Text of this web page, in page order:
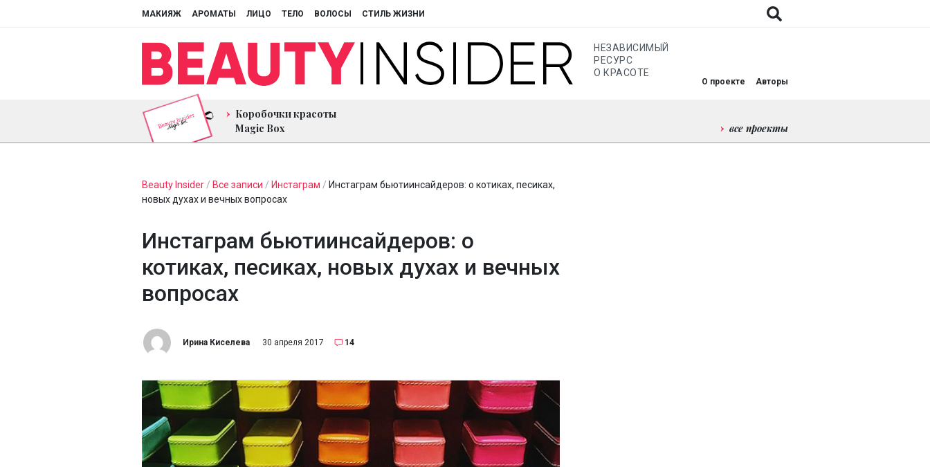
МАКИЯЖ АРОМАТЫ ЛИЦО ТЕЛО ВОЛОСЫ СТИЛЬ ЖИЗНИ
НЕЗАВИСИМЫЙ
РЕСУРС
О КРАСОТЕ
О проекте Авторы
Коробочки красоты
Magic Box
все проекты
Beauty Insider / Все записи / Инстаграм / Инстаграм бьютиинсайдеров: о котиках, песиках,
новых духах и вечных вопросах
Инстаграм бьютиинсайдеров: о
котиках, песиках, новых духах и вечных
вопросах
Ирина Киселева 30 апреля 2017 14